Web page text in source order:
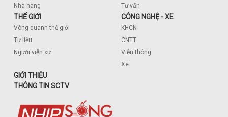
Nhà hàng
Tư vấn
THẾ GIỚI
Vòng quanh thế giới
Tư liệu
Người viễn xứ
CÔNG NGHỆ - XE
KHCN
CNTT
Viễn thông
Xe
GIỚI THIỆU
THÔNG TIN SCTV